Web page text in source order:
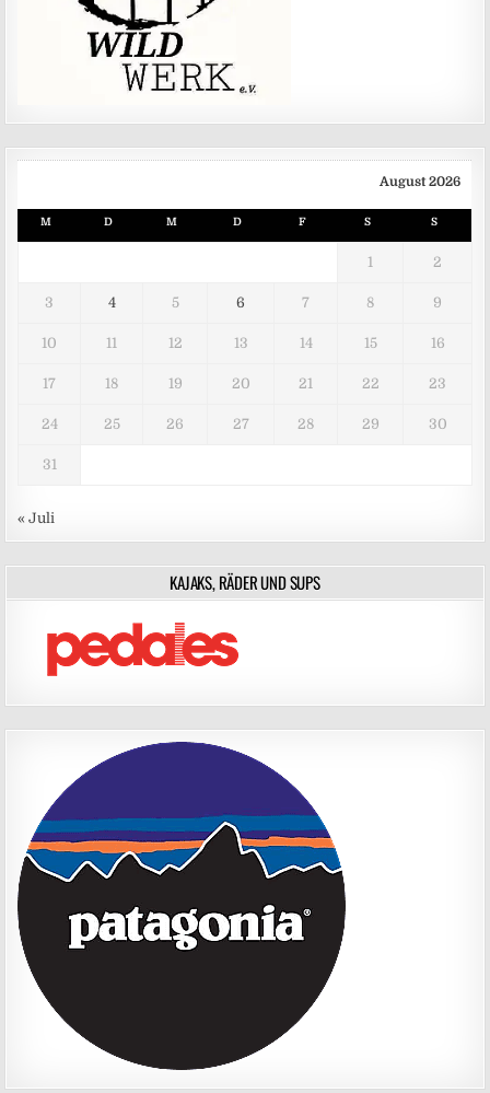
August 2026
M D M D F S S
1 2
3 4 5 6 7 8 9
10 11 12 13 14 15 16
17 18 19 20 21 22 23
24 25 26 27 28 29 30
31
« Juli
KAJAKS, RÄDER UND SUPS